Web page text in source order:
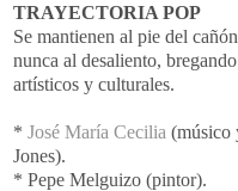
TRAYECTORIA POP
Se mantienen al pie del
nunca al desaliento,
artísticos y culturales.
* José María Cecilia (músico
Jones).
* Pepe Melguizo (pintor).